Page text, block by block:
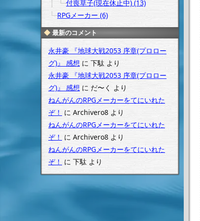
付喪草子(現在休止中) (13)
RPGメーカー (6)
最新のコメント
永井豪 『地球大戦2053 序章(プロロー
グ)』 感想に下駄より
永井豪 『地球大戦2053 序章(プロロー
グ)』 感想に だ〜くより
ねんがんのRPGメーカーをてにいれた
ぞ！にArchivero8より
ねんがんのRPGメーカーをてにいれた
ぞ！ に Archivero8より
ねんがんのRPGメーカーをてにいれた
ぞ！に 下駄より